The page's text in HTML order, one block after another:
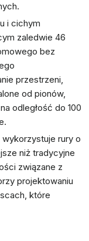
i cichym
zaledwie 46
bez
przestrzeni,
od pionów,
odległość do 100
rury o
niż tradycyjne
związane z
projektowaniu
które